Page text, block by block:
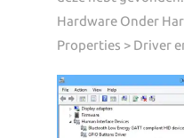
Hardware Onder
Properties > Driver